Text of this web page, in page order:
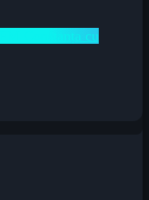
Constanța cu